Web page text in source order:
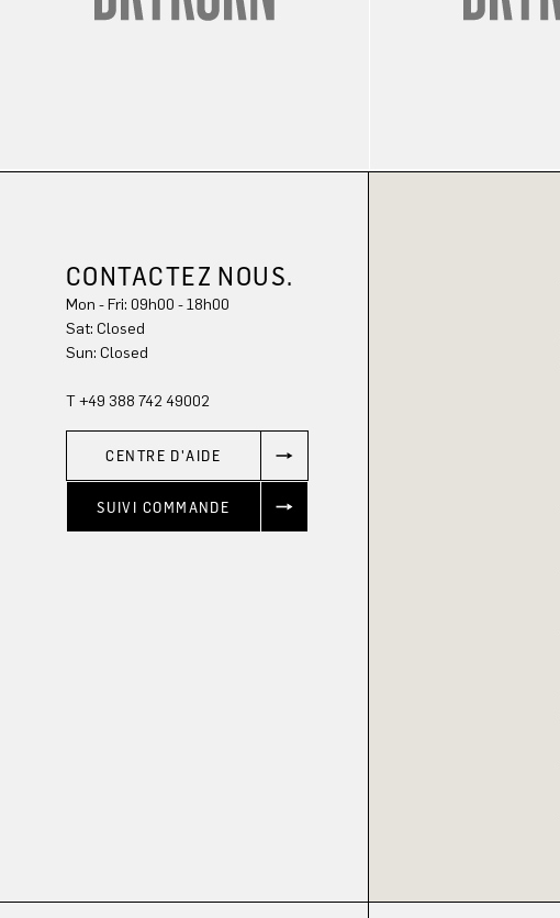
CONTACTEZ NOUS.
Mon - Fri: 09h00 - 18h00
Sun: Closed
T +49 388 742 49002
CENTRE D'AIDE
SUIVI COMMANDE